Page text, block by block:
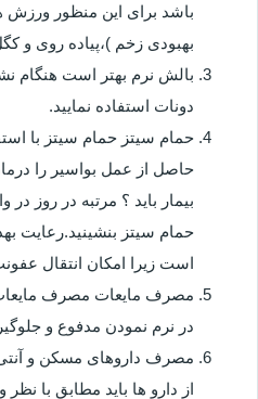
باشد برای این منظور ورزش
بهبودی زخم )،پیاده روی و
بالش نرم بهتر است هنگام
دونات استفاده نمایید.
حمام سیتز حمام سیتز با
حاصل از عمل بواسیر را
بیمار باید ؟ مرتبه در روز
حمام سیتز بنشینید.رعایت
است زیرا امکان انتقال
مصرف مایعات مصرف
در نرم نمودن مدفوع و
مصرف داروهای مسکن و
از دارو ها باید مطابق با